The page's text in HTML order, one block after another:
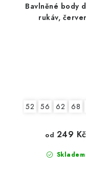
Bavlněné body
rukáv,
52 56 62 68
Skladem
od 249 Kč